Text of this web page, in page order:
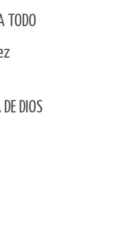
TODO
DIOS